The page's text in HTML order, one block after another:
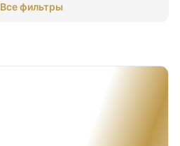
Все фильтры